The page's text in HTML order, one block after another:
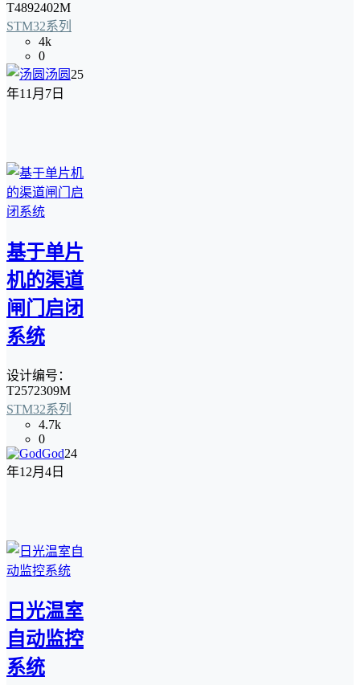
T4892402M
STM32系列
4k
0
汤圆 25
年11月7日
基于单片
机的渠道
闸门启闭
系统
设计编号：
T2572309M
STM32系列
4.7k
0
God24
年12月4日
日光温室
自动监控
系统